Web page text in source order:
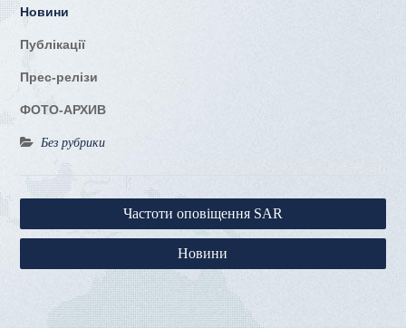
Новини
Публікації
Прес-релізи
ФОТО-АРХИВ
Без рубрики
Навігація
записів
Частоти оповіщення SAR
Новини